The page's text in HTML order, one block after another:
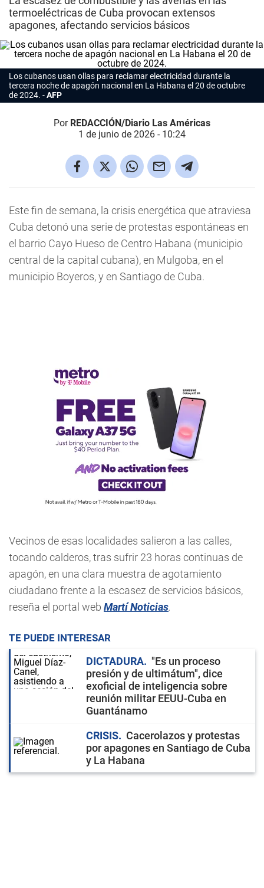
termoeléctricas de Cuba provocan extensos
apagones, afectando servicios básicos
Los cubanos usan ollas para reclamar electricidad durante la
tercera noche de apagón nacional en La Habana el 20 de octubre
de 2024.
AFP
Por REDACCIÓN/Diario Las Américas
1 de junio de 2026 - 10:24
Este fin de semana, la crisis energética que atraviesa
Cuba detonó una serie de protestas espontáneas en
el barrio Cayo Hueso de Centro Habana (municipio
central de la capital cubana), en Mulgoba, en el
municipio Boyeros, y en Santiago de Cuba.
Vecinos de esas localidades salieron a las calles,
tocando calderos, tras sufrir 23 horas continuas de
apagón, en una clara muestra de agotamiento
ciudadano frente a la escasez de servicios básicos,
reseña el portal web Martí Noticias.
TE PUEDE INTERESAR
DICTADURA
"Es un proceso
presión y de ultimátum", dice
exoficial de inteligencia sobre
reunión militar EEUU-Cuba en
Guantánamo
CRISIS
Cacerolazos y protestas
por apagones en Santiago de Cuba
y La Habana